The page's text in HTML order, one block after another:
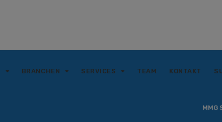
BRANCHEN SERVICES TEAM KONTAKT
MMG